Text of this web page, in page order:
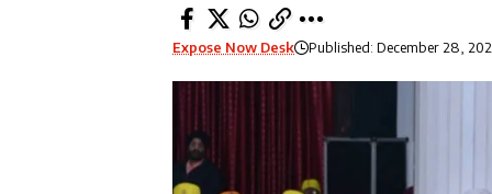
Expose Now Desk Published: December 28,